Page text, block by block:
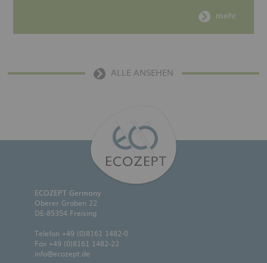
mehr
ALLE ANSEHEN
ECOZEPT Germany
Oberer Graben 22
DE-85354 Freising
Telefon +49 (0)8161 1482-0
Fax +49 (0)8161 1482-22
info@ecozept.de